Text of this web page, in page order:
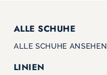
ALLE SCHUHE
ALLE SCHUHE ANSEHEN
LINIEN